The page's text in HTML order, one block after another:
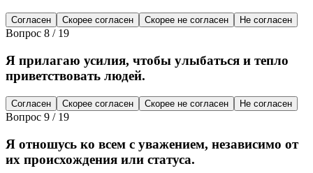
Согласен Скорее согласен Скорее не согласен Не согласен
Вопрос 8 / 19
Я прилагаю усилия, чтобы улыбаться и тепло
приветствовать людей.
Согласен Скорее согласен Скорее не согласен Не согласен
Вопрос 9 / 19
Я отношусь ко всем с уважением, независимо от
их происхождения или статуса.